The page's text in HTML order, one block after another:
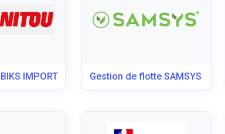
IMPORT Gestion de flotte SAMSYS